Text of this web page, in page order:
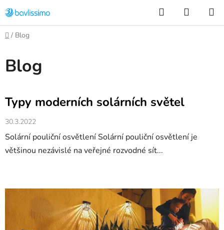
na
obsah
Hledat
KOŠÍK
Domů
/ Blog
Blog
ý
p
i
s
č
Typy moderních solárních světel
30.3.2022
Solární pouliční osvětlení Solární pouliční osvětlení je
většinou nezávislé na veřejné rozvodné sít...